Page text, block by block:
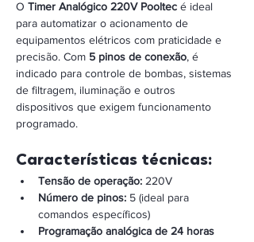
O Timer Analógico 220V Pooltec é ideal
para automatizar o acionamento de
equipamentos elétricos com praticidade e
precisão. Com 5 pinos de conexão, é
indicado para controle de bombas, sistemas
de filtragem, iluminação e outros
dispositivos que exigem funcionamento
programado.
Características técnicas:
Tensão de operação: 220V
Número de pinos: 5 (ideal para
comandos específicos)
Programação analógica de 24 horas